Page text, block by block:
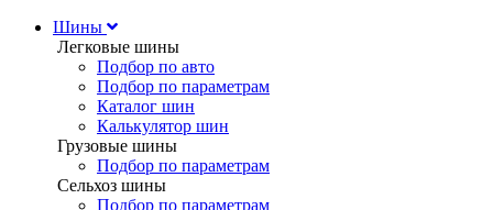
Шины
Легковые шины
Подбор по авто
Подбор по параметрам
Каталог шин
Калькулятор шин
Грузовые шины
Подбор по параметрам
Сельхоз шины
Подбор по параметрам